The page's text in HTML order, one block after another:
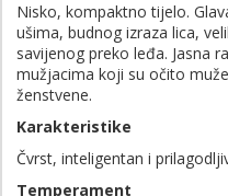
Nisko, kompaktno tijelo.
ušima, budnog izraza lica,
savijenog preko leđa. Jasna
mužjacima koji su očito
ženstvene.
Karakteristike
Čvrst, inteligentan i
Temperament